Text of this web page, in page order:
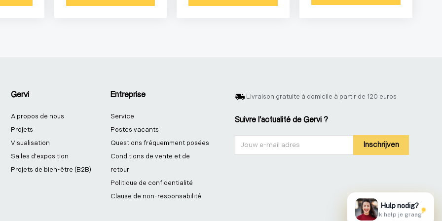
Gervi
A propos de nous
Projets
Visualisation
Salles d'exposition
Projets de bien-être (B2B)
Entreprise
Service
Postes vacants
Questions fréquemment posées
Conditions de vente et de
retour
Politique de confidentialité
Clause de non-responsabilité
Livraison gratuite à domicile à partir de 120 euros
Suivre l'actualité de Gervi ?
Nieuwsbrief Inschrijven